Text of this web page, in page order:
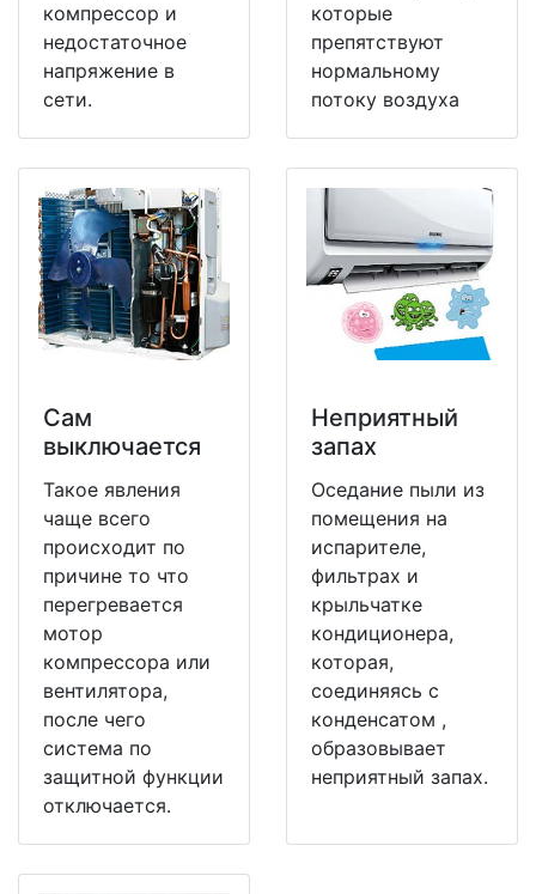
компрессор и
недостаточное
напряжение в
сети.
которые
препятствуют
нормальному
потоку воздуха
Сам
выключается
Такое явления
чаще всего
происходит по
причине то что
перегревается
мотор
компрессора или
вентилятора,
после чего
система по
защитной функции
отключается.
Неприятный
запах
Оседание пыли из
помещения на
испарителе,
фильтрах и
крыльчатке
кондиционера,
которая,
соединяясь с
конденсатом ,
образовывает
неприятный запах.